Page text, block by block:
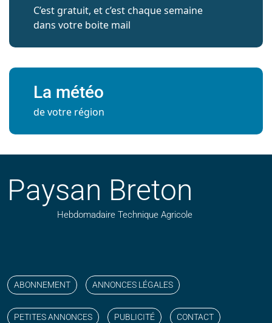
C’est gratuit, et c’est chaque semaine
dans votre boite mail
La météo
de votre région
Paysan Breton
Hebdomadaire Technique Agricole
ABONNEMENT ANNONCES LÉGALES
PETITES ANNONCES PUBLICITÉ CONTACT